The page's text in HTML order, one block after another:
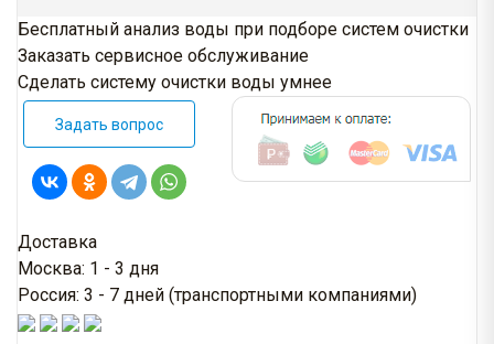
Бесплатный анализ воды при подборе систем очистки
Заказать сервисное обслуживание
Сделать систему очистки воды умнее
Задать вопрос
Доставка
Москва: 1 - 3 дня
Россия: 3 - 7 дней (транспортными компаниями)